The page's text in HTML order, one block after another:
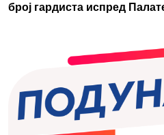
број гардиста испред